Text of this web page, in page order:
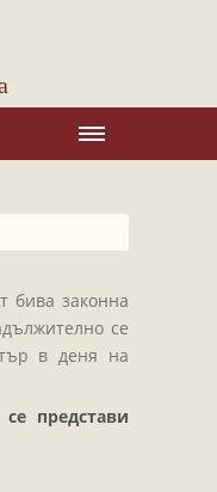
бива законна
се
в деня на
представи